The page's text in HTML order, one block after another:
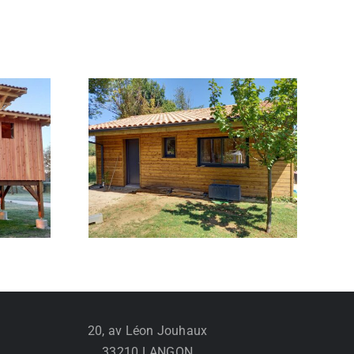
Chalet habitable de 30 m²
20, av Léon Jouhaux